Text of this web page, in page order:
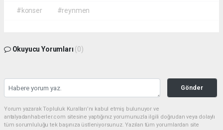
#konser #reynmen
Okuyucu Yorumları (0)
Gönder
Yorum yazarak Topluluk Kuralları’nı kabul etmiş bulunuyor ve
antalyadanhaberler.com sitesine yaptığınız yorumunuzla ilgili doğrudan veya dolaylı
tüm sorumluluğu tek başınıza üstleniyorsunuz. Yazılan tüm yorumlardan site